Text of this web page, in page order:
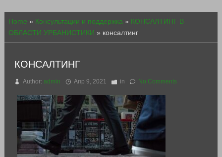
Home » Консультации и поддержка » КОНСАЛТИНГ В
ОБЛАСТИ УРБАНИСТИКИ » консалтинг
КОНСАЛТИНГ
Author: admin Апр 9, 2021 in No Comments